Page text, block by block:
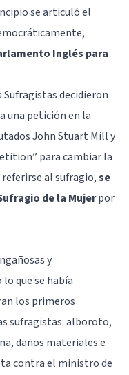
se articuló el
Inglés para
Sufragistas decidieron
una petición en la
John Stuart Mill y
para cambiar la
al sufragio,se
de la Mujerpor
y
que se había
los primeros
sufragistas: alboroto,
daños materiales e
contra el ministro de